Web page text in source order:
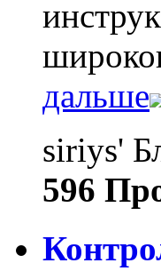
дальше
siriys'
596